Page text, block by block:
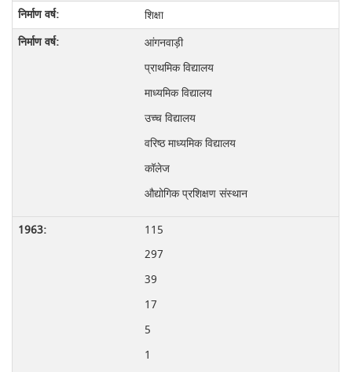
शिक्षा
आंगनवाड़ी
प्राथमिक विद्यालय
माध्यमिक विद्यालय
उच्च विद्यालय
वरिष्ठ माध्यमिक विद्यालय
कॉलेज
औद्योगिक प्रशिक्षण संस्थान
115
297
39
17
5
1